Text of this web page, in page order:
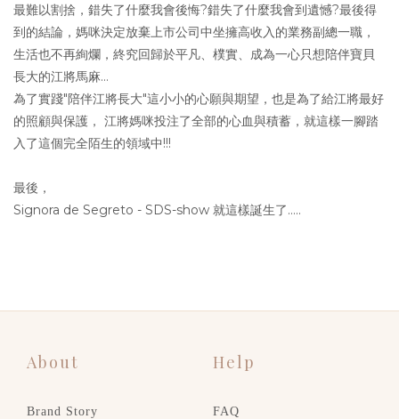
最難以割捨，錯失了什麼我會後悔?錯失了什麼我會到遺憾?最後得
到的結論，媽咪決定放棄上市公司中坐擁高收入的業務副總一職，
生活也不再絢爛，終究回歸於平凡、樸實、成為一心只想陪伴寶貝
長大的江將馬麻…
為了實踐"陪伴江將長大"這小小的心願與期望，也是為了給江將最好
的照顧與保護， 江將媽咪投注了全部的心血與積蓄，就這樣一腳踏
入了這個完全陌生的領域中!!!
最後，
Signora de Segreto - SDS-show 就這樣誕生了…..
About
Brand Story
Help
FAQ